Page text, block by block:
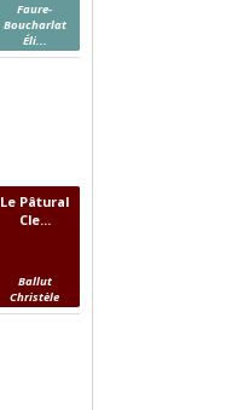
Faure-
Boucharlat
Éli...
Le Pâtural
Cle...
Ballut
Christèle